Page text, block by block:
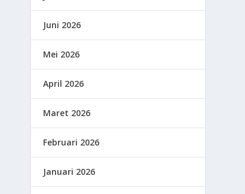
Juni 2026
Mei 2026
April 2026
Maret 2026
Februari 2026
Januari 2026